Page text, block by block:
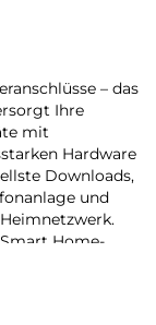
– das
Ihre
mit
Hardware
Downloads,
und
Home-
.